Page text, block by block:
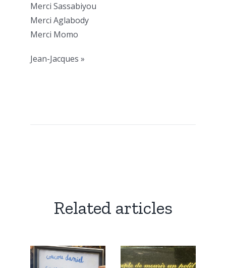
Merci Sassabiyou
Merci Aglabody
Merci Momo
Jean-Jacques »
Related articles